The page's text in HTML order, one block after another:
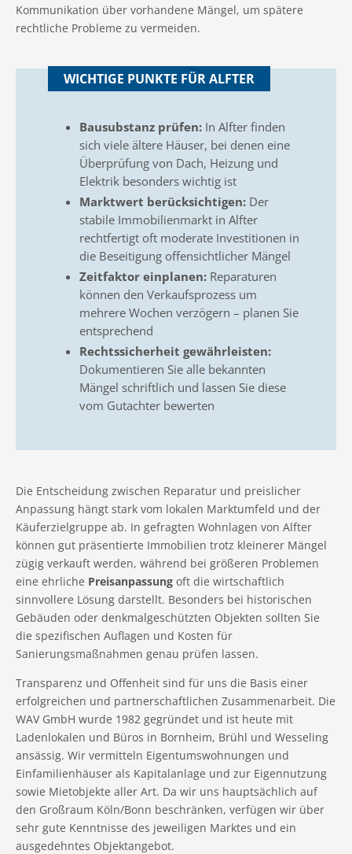
Kommunikation über vorhandene Mängel, um spätere
rechtliche Probleme zu vermeiden.
WICHTIGE PUNKTE FÜR ALFTER
Bausubstanz prüfen: In Alfter finden
sich viele ältere Häuser, bei denen eine
Überprüfung von Dach, Heizung und
Elektrik besonders wichtig ist
Marktwert berücksichtigen: Der
stabile Immobilienmarkt in Alfter
rechtfertigt oft moderate Investitionen in
die Beseitigung offensichtlicher Mängel
Zeitfaktor einplanen: Reparaturen
können den Verkaufsprozess um
mehrere Wochen verzögern – planen Sie
entsprechend
Rechtssicherheit gewährleisten:
Dokumentieren Sie alle bekannten
Mängel schriftlich und lassen Sie diese
vom Gutachter bewerten
Die Entscheidung zwischen Reparatur und preislicher
Anpassung hängt stark vom lokalen Marktumfeld und der
Käuferzielgruppe ab. In gefragten Wohnlagen von Alfter
können gut präsentierte Immobilien trotz kleinerer Mängel
zügig verkauft werden, während bei größeren Problemen
eine ehrliche Preisanpassung oft die wirtschaftlich
sinnvollere Lösung darstellt. Besonders bei historischen
Gebäuden oder denkmalgeschützten Objekten sollten Sie
die spezifischen Auflagen und Kosten für
Sanierungsmaßnahmen genau prüfen lassen.
Transparenz und Offenheit sind für uns die Basis einer
erfolgreichen und partnerschaftlichen Zusammenarbeit. Die
WAV GmbH wurde 1982 gegründet und ist heute mit
Ladenlokalen und Büros in Bornheim, Brühl und Wesseling
ansässig. Wir vermitteln Eigentumswohnungen und
Einfamilienhäuser als Kapitalanlage und zur Eigennutzung
sowie Mietobjekte aller Art. Da wir uns hauptsächlich auf
den Großraum Köln/Bonn beschränken, verfügen wir über
sehr gute Kenntnisse des jeweiligen Marktes und ein
ausgedehntes Objektangebot.